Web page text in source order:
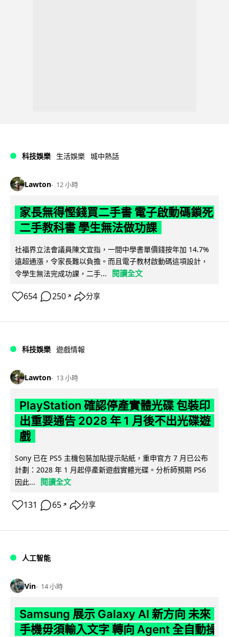
科技娛樂 生活娛樂 城中熱話
Lawton 12 小時
家長無得慳錢買二手書 電子啟動碼鎖死
二手教科書 學生無法做功課
社福界立法會議員陳文宜指，一間中學書單價錢按年加 14.7%
遠超通漲，令家長難以負擔。而且電子教材啟動碼這項設計，
令學生無法完成功課，二手...
閱讀全文
654 250 ↗ 分享
科技娛樂 遊戲情報
Lawton 13 小時
PlayStation 確認停產實體光碟 包裝印
出重要通告 2028 年 1 月後不出光碟遊
戲
Sony 已在 PS5 主機包裝加貼提示貼紙，重申官方 7 月已公布
計劃：2028 年 1 月起停產新遊戲實體光碟。分析師預期 PS6
因此...
閱讀全文
131 65 ↗ 分享
人工智能
Vin 14 小時
Samsung 展示 Galaxy AI 新方向 未來
手機毋須輸入文字 轉向 Agent 全自動操